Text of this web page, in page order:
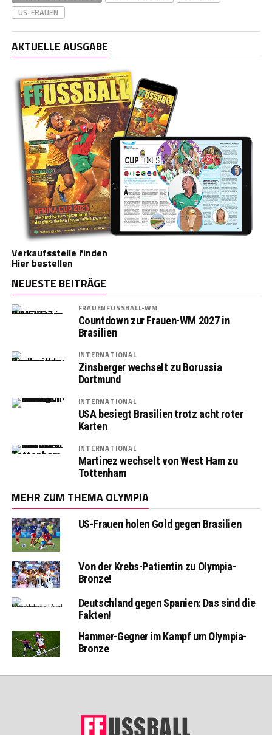
US-FRAUEN
AKTUELLE AUSGABE
Verkaufsstelle finden
Hier bestellen
NEUESTE BEITRÄGE
FRAUENFUSSBALL-WM
Countdown zur Frauen-WM 2027 in
Brasilien
INTERNATIONAL
Zinsberger wechselt zu Borussia
Dortmund
INTERNATIONAL
USA besiegt Brasilien trotz acht roter
Karten
INTERNATIONAL
Martinez wechselt von West Ham zu
Tottenham
MEHR ZUM THEMA OLYMPIA
US-Frauen holen Gold gegen Brasilien
Von der Krebs-Patientin zu Olympia-
Bronze!
Deutschland gegen Spanien: Das sind die
Fakten!
Hammer-Gegner im Kampf um Olympia-
Bronze